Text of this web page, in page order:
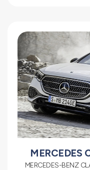
MERCEDES
MERCEDES-BENZ